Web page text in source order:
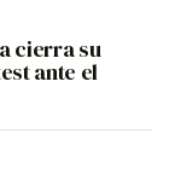
cierra su
ante el